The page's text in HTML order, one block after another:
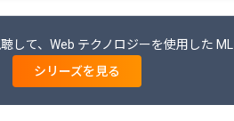
して、Web テクノロジーを使用した
シリーズを見る